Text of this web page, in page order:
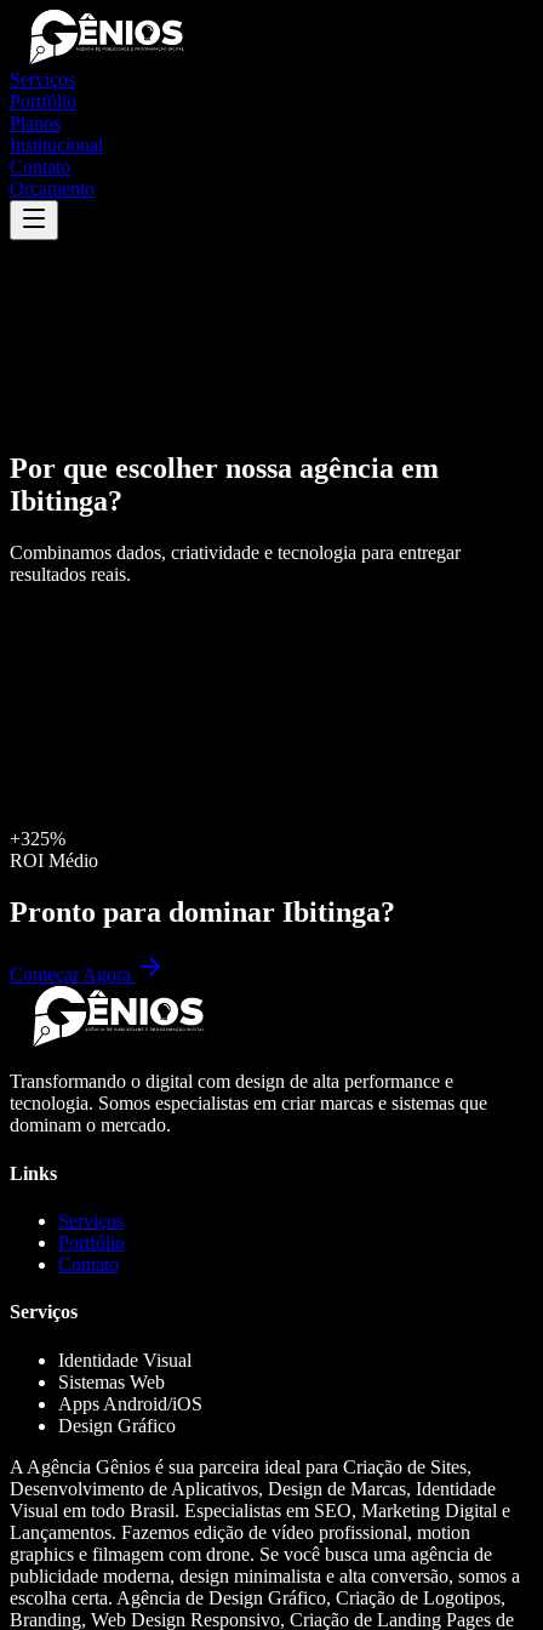
Serviços
Portfólio
Planos
Institucional
Contato
Orçamento
Por que escolher nossa agência em
Ibitinga?
Combinamos dados, criatividade e tecnologia para entregar
resultados reais.
+325%
ROI Médio
Pronto para dominar Ibitinga?
Começar Agora
Transformando o digital com design de alta performance e
tecnologia. Somos especialistas em criar marcas e sistemas que
dominam o mercado.
Links
Serviços
Portfólio
Contato
Serviços
Identidade Visual
Sistemas Web
Apps Android/iOS
Design Gráfico
A Agência Gênios é sua parceira ideal para Criação de Sites,
Desenvolvimento de Aplicativos, Design de Marcas, Identidade
Visual em todo Brasil. Especialistas em SEO, Marketing Digital e
Lançamentos. Fazemos edição de vídeo profissional, motion
graphics e filmagem com drone. Se você busca uma agência de
publicidade moderna, design minimalista e alta conversão, somos a
escolha certa. Agência de Design Gráfico, Criação de Logotipos,
Branding, Web Design Responsivo, Criação de Landing Pages de